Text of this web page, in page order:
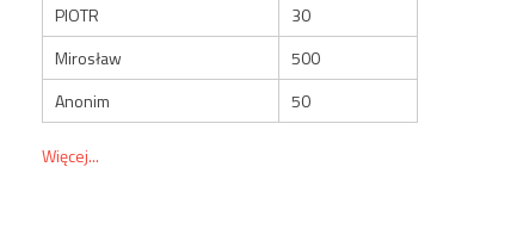
PIOTR
30
Mirosław
500
Anonim
50
Więcej...